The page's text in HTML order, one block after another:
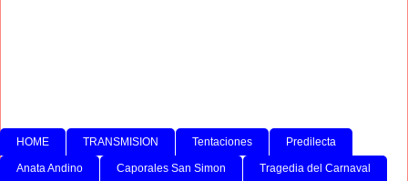
HOME TRANSMISION Tentaciones Predilecta
Anata Andino Caporales San Simon Tragedia del Carnaval